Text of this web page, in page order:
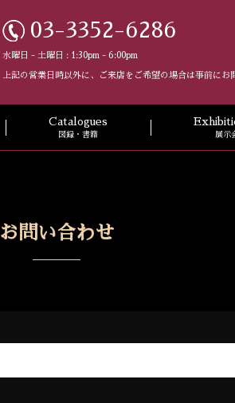
03-3352-6286
水曜日 - 土曜日 : 1:30pm - 6:00pm
上記の営業日時以外に、ご来店をご希望の場合は事前にお
Catalogues
図録・書籍 展示
お問い合わせ